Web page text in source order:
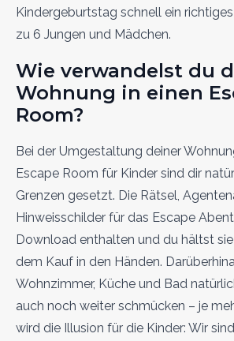
Kindergeburtstag schnell ein
zu 6 Jungen und Mädchen.
Wie verwandelst du
Wohnung in einen
Room?
Bei der Umgestaltung deiner
Escape Room für Kinder sind dir
Grenzen gesetzt. Die Rätsel,
Hinweisschilder für das Escape
Download enthalten und du hältst
dem Kauf in den Händen.
Wohnzimmer, Küche und Bad
auch noch weiter schmücken – je
wird die Illusion für die Kinder: Wir